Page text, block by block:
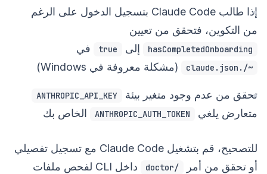
إذا طالب Claude Code بتسجيل الدخول على الرغم
من التكوين، فتحقق من تعيين
hasCompletedOnboarding إلى true في
~/.claude.json (مشكلة معروفة في Windows)
تحقق من عدم وجود متغير بيئة ANTHROPIC_API_KEY
متعارض يلغي ANTHROPIC_AUTH_TOKEN الخاص بك
للتصحيح، قم بتشغيل Claude Code مع تسجيل تفصيلي
أو تحقق من أمر
/doctor
داخل CLI لفحص ملفات